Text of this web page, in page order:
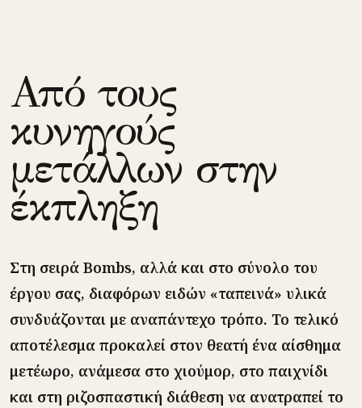
Από τους
κυνηγούς
μετάλλων στην
έκπληξη
Στη σειρά Bombs, αλλά και στο σύνολο του
έργου σας, διαφόρων ειδών «ταπεινά» υλικά
συνδυάζονται με αναπάντεχο τρόπο. Το τελικό
αποτέλεσμα προκαλεί στον θεατή ένα αίσθημα
μετέωρο, ανάμεσα στο χιούμορ, στο παιχνίδι
και στη ριζοσπαστική διάθεση να ανατραπεί το